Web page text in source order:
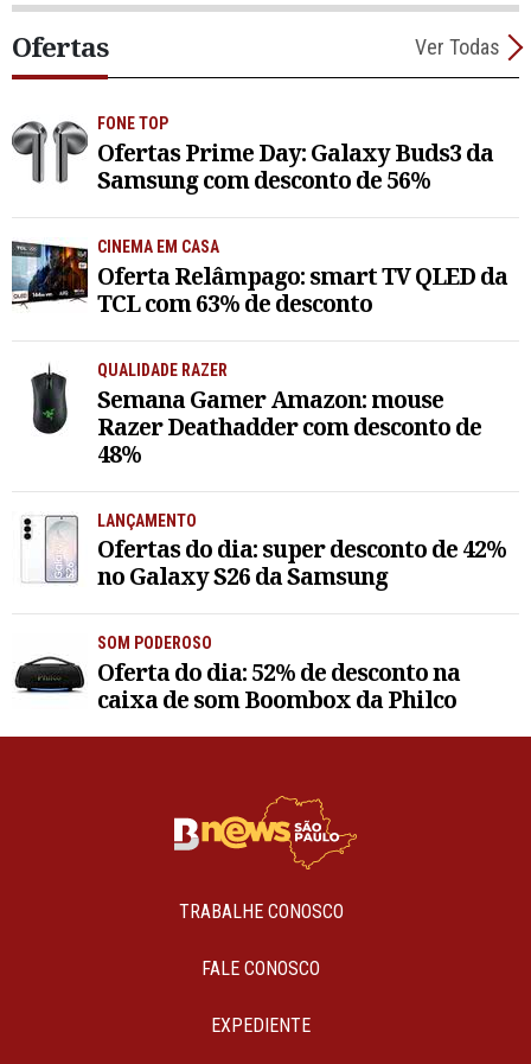
Ofertas Ver Todas
FONE TOP
Ofertas Prime Day: Galaxy Buds3 da
Samsung com desconto de 56%
CINEMA EM CASA
Oferta Relâmpago: smart TV QLED da
TCL com 63% de desconto
QUALIDADE RAZER
Semana Gamer Amazon: mouse
Razer Deathadder com desconto de
48%
LANÇAMENTO
Ofertas do dia: super desconto de 42%
no Galaxy S26 da Samsung
SOM PODEROSO
Oferta do dia: 52% de desconto na
caixa de som Boombox da Philco
TRABALHE CONOSCO
FALE CONOSCO
EXPEDIENTE